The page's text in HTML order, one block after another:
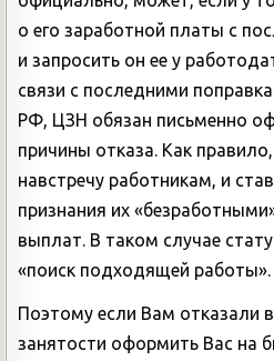
о его заработной платы с
и запросить он ее у
связи с последними
РФ, ЦЗН обязан письменно
причины отказа. Как
навстречу работникам, и
признания их
выплат. В таком случае
«поиск подходящей работы».
Поэтому если Вам отказали
занятости оформить Вас на